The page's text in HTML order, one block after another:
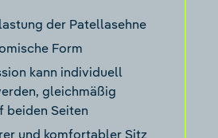
der Patellasehne
Form
kann individuell
gleichmäßig
beiden Seiten
und komfortabler Sitz